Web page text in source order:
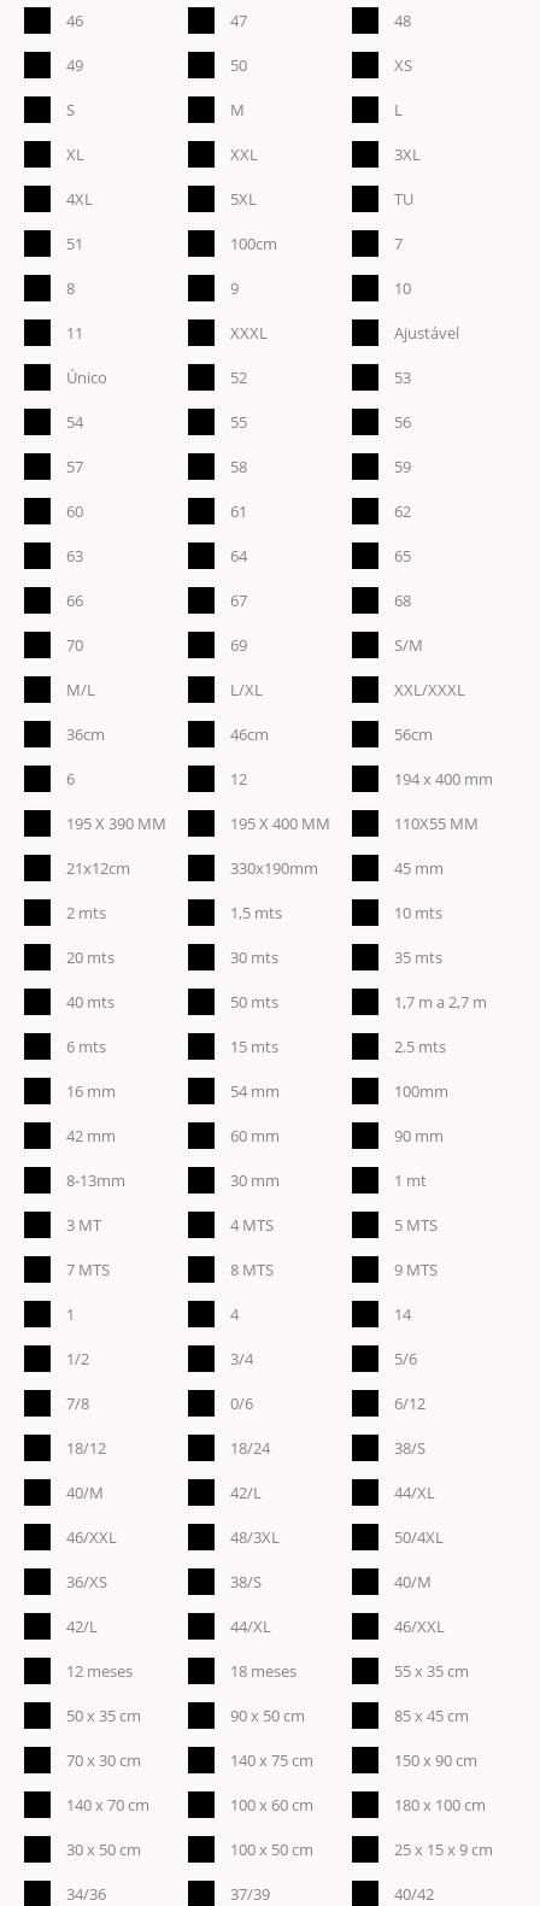
46 47 48
49 50 XS
S M L
XL XXL 3XL
4XL 5XL TU
51 100cm 7
8 9 10
11 XXXL Ajustável
Único 52 53
54 55 56
57 58 59
60 61 62
63 64 65
66 67 68
70 69 S/M
M/L L/XL XXL/XXXL
36cm 46cm 56cm
6 12 194 x 400 mm
195 X 390 MM 195 X 400 MM 110X55 MM
21x12cm 330x190mm 45 mm
2 mts 1,5 mts 10 mts
20 mts 30 mts 35 mts
40 mts 50 mts 1,7 m a 2,7 m
6 mts 15 mts 2.5 mts
16 mm 54 mm 100mm
42 mm 60 mm 90 mm
8-13mm 30 mm 1 mt
3 MT 4 MTS 5 MTS
7 MTS 8 MTS 9 MTS
1 4 14
1/2 3/4 5/6
7/8 0/6 6/12
18/12 18/24 38/S
40/M 42/L 44/XL
46/XXL 48/3XL 50/4XL
36/XS 38/S 40/M
42/L 44/XL 46/XXL
12 meses 18 meses 55 x 35 cm
50 x 35 cm 90 x 50 cm 85 x 45 cm
70 x 30 cm 140 x 75 cm 150 x 90 cm
140 x 70 cm 100 x 60 cm 180 x 100 cm
30 x 50 cm 100 x 50 cm 25 x 15 x 9 cm
34/36 37/39 40/42